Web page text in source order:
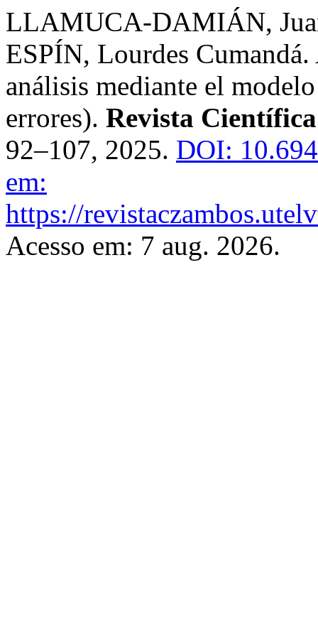
LLAMUCA-DAMIÁN,
ESPÍN, Lourdes
análisis mediante el
errores). Revista
92–107, 2025. DOI:
em:
https://
Acesso em: 7 aug. 2026.